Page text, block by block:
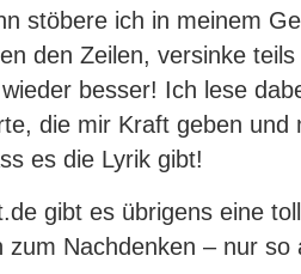
stöbere ich in meinem
den Zeilen, versinke
besser! Ich lese
die mir Kraft geben und
es die Lyrik gibt!
gibt es übrigens eine
zum Nachdenken – nur so